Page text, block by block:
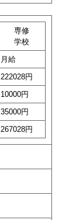
専修
学校
月給
222028円
10000円
35000円
267028円